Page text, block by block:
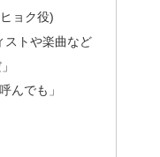
ョク役)
ストや楽曲など
んでも」